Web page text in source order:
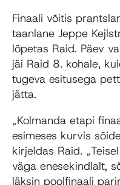
Finaali võitis
taanlane Jeppe
lõpetas Raid. Päev
jäi Raid 8. kohale,
tugeva esitusega
jätta.
„Kolmanda etapi
esimeses kurvis
kirjeldas Raid.
väga enesekindlalt,
läksin poolfinaali